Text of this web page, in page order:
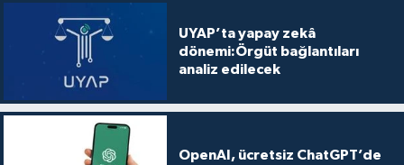
UYAP’ta yapay zekâ
dönemi:Örgüt bağlantıları
analiz edilecek
OpenAI, ücretsiz ChatGPT’de